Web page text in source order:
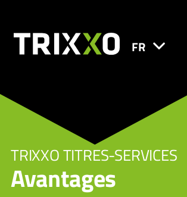
FR
TRIXXO TITRES-SERVICES
Avantages